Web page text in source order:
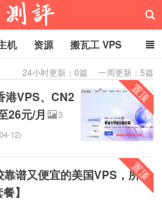
测评
机 资源 搬瓦工 VPS
趣闻 域名
24小时更新：0篇 一周更新：5篇
港VPS、CN2
26元/月
3
12)
置顶
谱又便宜的美国VPS，所有
】
置顶